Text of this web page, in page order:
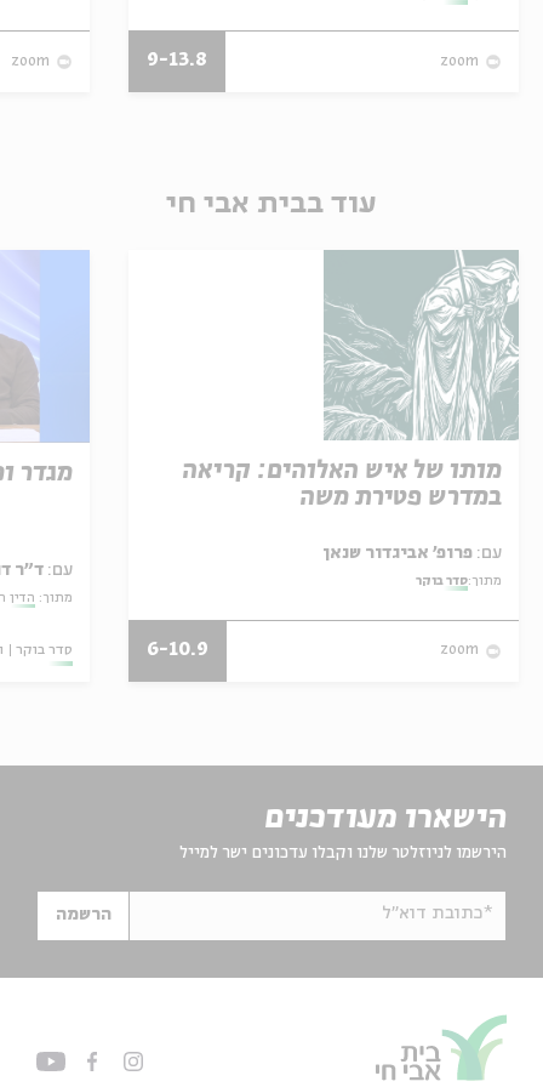
zoom
9-13.8
zoom
עוד בבית אבי חי
מותו של איש האלוהים: קריאה
במדרש פטירת משה
עם:
מתוך:סדר בוקר
zoom
6-10.9
מגדר
עם: ד"ר
מתוך: הדין
סדר בוקר
הישארו מעודכנים
הירשמו לניוזלטר שלנו וקבלו עדכונים ישר למייל
*כתובת דוא"ל הרשמה